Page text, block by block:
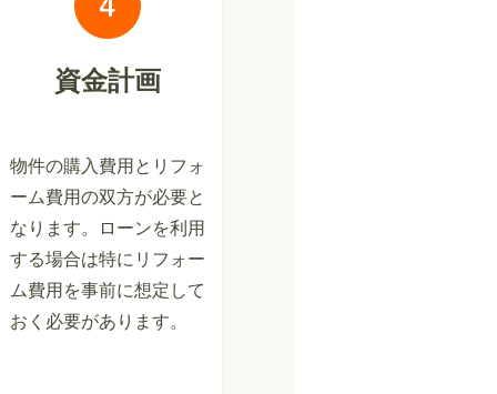
資金計画
物件の購入費用とリフォ
ーム費用の双方が必要と
なります。ローンを利用
する場合は特にリフォー
ム費用を事前に想定して
おく必要があります。